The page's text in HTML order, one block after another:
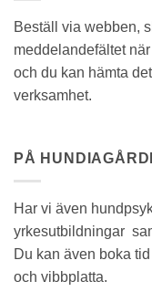
Beställ via webben,
meddelandefältet
och du kan hämta
verksamhet.
PÅ
Har vi även
yrkesutbildningar
Du kan även boka
och vibbplatta.